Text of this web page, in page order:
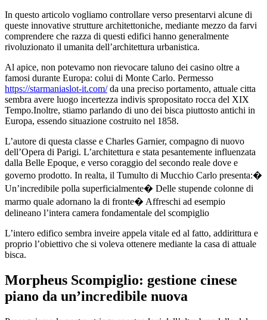
In questo articolo vogliamo controllare verso presentarvi alcune di
queste innovative strutture architettoniche, mediante mezzo da farvi
comprendere che razza di questi edifici hanno generalmente
rivoluzionato il umanita dell’architettura urbanistica.
Al apice, non potevamo non rievocare taluno dei casino oltre a
famosi durante Europa: colui di Monte Carlo. Permesso
https://starmaniaslot-it.com/da una preciso portamento, attuale citta
sembra avere luogo incertezza indivis spropositato rocca del XIX
Tempo.Inoltre, stiamo parlando di uno dei bisca piuttosto antichi in
Europa, essendo situazione costruito nel 1858.
L’autore di questa classe e Charles Garnier, compagno di nuovo
dell’Opera di Parigi. L’architettura e stata pesantemente influenzata
dalla Belle Epoque, e verso coraggio del secondo reale dove e
governo prodotto. In realta, il Tumulto di Mucchio Carlo presenta:�
Un’incredibile polla superficialmente� Delle stupende colonne di
marmo quale adornano la di fronte� Affreschi ad esempio
delineano l’intera camera fondamentale del scompiglio
L’intero edifico sembra inveire appela vitale ed al fatto, addirittura e
proprio l’obiettivo che si voleva ottenere mediante la casa di attuale
bisca.
Morpheus Scompiglio: gestione cinese
piano da un’incredibile nuova